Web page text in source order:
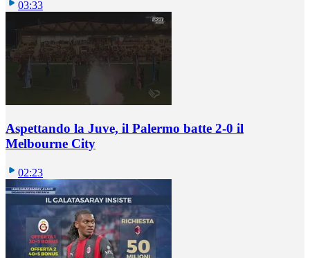
03:33
Aspettando la Juve, il Palermo batte 2-0 il
Melbourne City
02:23